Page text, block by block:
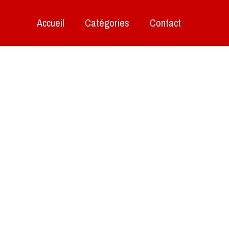
Accueil Catégories Contact